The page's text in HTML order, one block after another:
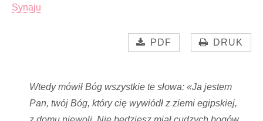
Synaju
PDF DRUK
Wtedy mówił Bóg wszystkie te słowa: «Ja jestem
Pan, twój Bóg, który cię wywiódł z ziemi egipskiej,